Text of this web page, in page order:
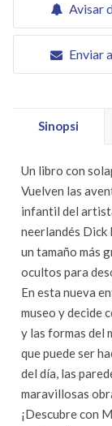
Avisar
Enviar
Sinopsi
Un libro con
Vuelven las
infantil del
neerlandés Dick
un tamaño más
ocultos para
En esta nueva
museo y decide
y las formas del
que puede ser
del día, las
maravillosas
¡Descubre con